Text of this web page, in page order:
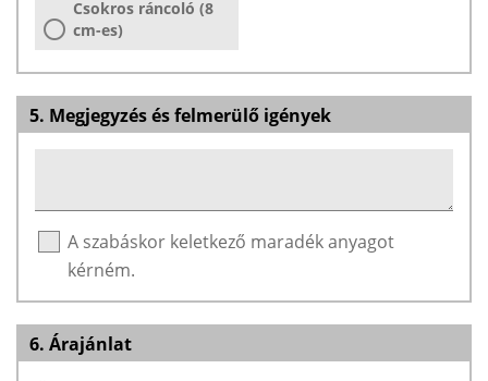
Csokros ráncoló (8
cm-es)
5. Megjegyzés és felmerülő igények
A szabáskor keletkező maradék anyagot
kérném.
6. Árajánlat